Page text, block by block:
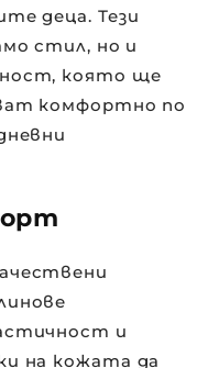
деца. Тези
стил, но и
която ще
комфортно по
и
на кожата да